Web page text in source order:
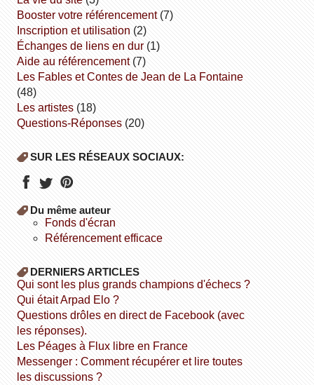
booster votre référencement(7)
inscription et utilisation (2)
échanges de liens en dur (1)
aide au référencement(7)
Les Fables et Contes de Jean de La Fontaine
(48)
Les artistes (18)
Questions-Réponses (20)
SUR LES RÉSEAUX SOCIAUX:
Du même auteur
fonds d'écran
référencement efficace
DERNIERS ARTICLES
Qui sont les plus grands champions d'échecs ?
Qui était Arpad Elo ?
Questions drôles en direct de Facebook (avec
les réponses).
Les Péages à Flux libre en France
Messenger : Comment récupérer et lire toutes
les discussions ?